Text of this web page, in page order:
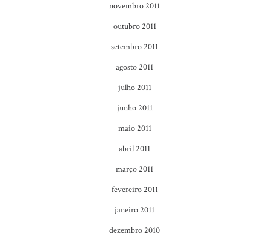
novembro 2011
outubro 2011
setembro 2011
agosto 2011
julho 2011
junho 2011
maio 2011
abril 2011
março 2011
fevereiro 2011
janeiro 2011
dezembro 2010